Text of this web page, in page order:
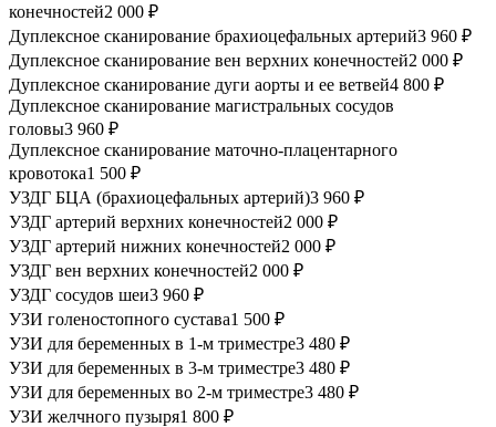
конечностей2 000 ₽
Дуплексное сканирование брахиоцефальных артерий3 960 ₽
Дуплексное сканирование вен верхних конечностей2 000 ₽
Дуплексное сканирование дуги аорты и ее ветвей4 800 ₽
Дуплексное сканирование магистральных сосудов
головы3 960 ₽
Дуплексное сканирование маточно-плацентарного
кровотока1 500 ₽
УЗДГ БЦА (брахиоцефальных артерий)3 960 ₽
УЗДГ артерий верхних конечностей2 000 ₽
УЗДГ артерий нижних конечностей2 000 ₽
УЗДГ вен верхних конечностей2 000 ₽
УЗДГ сосудов шеи3 960 ₽
УЗИ голеностопного сустава1 500 ₽
УЗИ для беременных в 1-м триместре3 480 ₽
УЗИ для беременных в 3-м триместре3 480 ₽
УЗИ для беременных во 2-м триместре3 480 ₽
УЗИ желчного пузыря1 800 ₽